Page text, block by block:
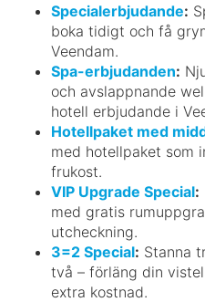
Specialerbjudande:
boka tidigt och få
Veendam.
Spa-erbjudanden:
och avslappnande
hotell erbjudande i
Hotellpaket med
med hotellpaket som
frukost.
VIP Upgrade Special:
med gratis
utcheckning.
3=2 Special: Stanna
två – förläng din
extra kostnad.